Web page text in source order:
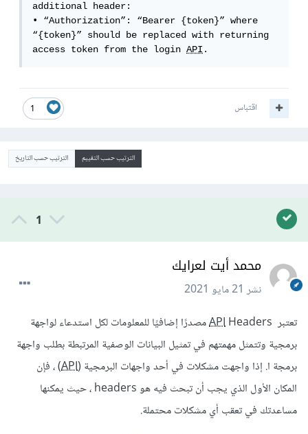
additional header:
• “Authorization”: “Bearer {token}” where
“{token}” should be replaced with returning
access token from the login API.
1 اقتباس
الترتيب حسب التقييم الترتيب حسب التاريخ
1
محمد أيت لعرايك
نشر21 مايو 2021
تعتبر
APIHeaders مصدرًا إضافيًا للمعلومات لكل استدعاء لواجهة
برمجية وتتمثل مهمتهم في تمثيل البيانات الوصفية المرتبطة بطلب واجهة
برمجة ا. إذا واجهت مشكلات في أحد واجهات البرمجية ( API) ، فإن
المكان الأول الذي يجب أن تبحث فيه هو headers ، حيث يمكنها
مساعدتك في تعقب أي مشكلات محتملة.